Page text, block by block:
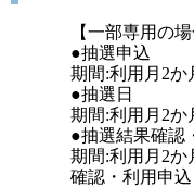
【一部専用の場
●抽選申込
期間:利用月2か
●抽選日
期間:利用月2か
●抽選結果確認
期間:利用月2か
確認・利用申